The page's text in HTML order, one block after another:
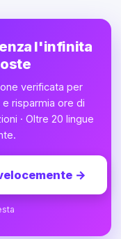
l'infinita
verificata per
risparmia ore di
· Oltre 20 lingue
→